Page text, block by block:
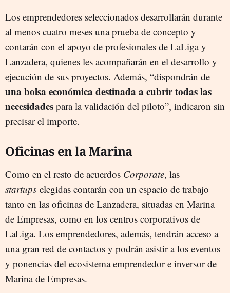
Los emprendedores seleccionados desarrollarán durante
al menos cuatro meses una prueba de concepto y
contarán con el apoyo de profesionales de LaLiga y
Lanzadera, quienes les acompañarán en el desarrollo y
ejecución de sus proyectos. Además, “dispondrán de
una bolsa económica destinada a cubrir todas las
necesidades para la validación del piloto”, indicaron sin
precisar el importe.
Oficinas en la Marina
Como en el resto de acuerdos Corporate, las
startups elegidas contarán con un espacio de trabajo
tanto en las oficinas de Lanzadera, situadas en Marina
de Empresas, como en los centros corporativos de
LaLiga. Los emprendedores, además, tendrán acceso a
una gran red de contactos y podrán asistir a los eventos
y ponencias del ecosistema emprendedor e inversor de
Marina de Empresas.